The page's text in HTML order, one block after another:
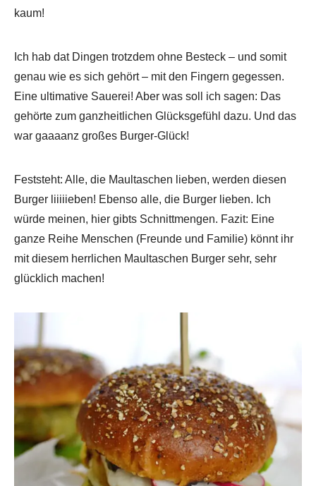
kaum!
Ich hab dat Dingen trotzdem ohne Besteck – und somit
genau wie es sich gehört – mit den Fingern gegessen.
Eine ultimative Sauerei! Aber was soll ich sagen: Das
gehörte zum ganzheitlichen Glücksgefühl dazu. Und das
war gaaaanz großes Burger-Glück!
Feststeht: Alle, die Maultaschen lieben, werden diesen
Burger liiiiieben! Ebenso alle, die Burger lieben. Ich
würde meinen, hier gibts Schnittmengen. Fazit: Eine
ganze Reihe Menschen (Freunde und Familie) könnt ihr
mit diesem herrlichen Maultaschen Burger sehr, sehr
glücklich machen!